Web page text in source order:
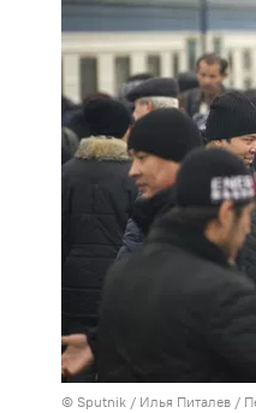
© Sputnik / Илья Питалев /